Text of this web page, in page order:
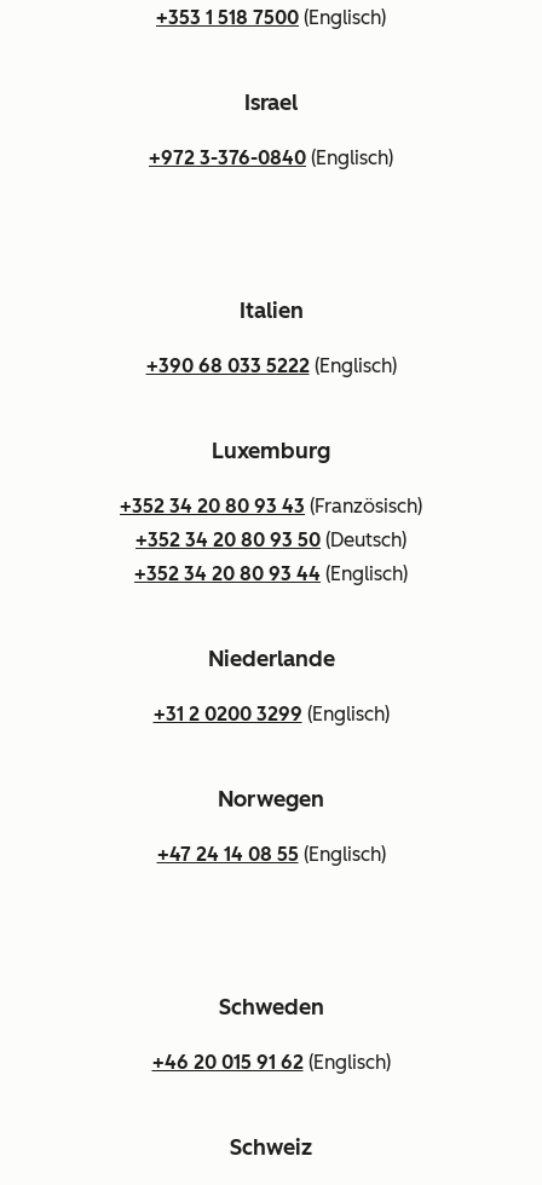
+353 1 518 7500 (Englisch)
Israel
+972 3-376-0840 (Englisch)
Italien
+390 68 033 5222(Englisch)
Luxemburg
+352 34 20 80 93 43 (Französisch)
+352 34 20 80 93 50 (Deutsch)
+352 34 20 80 93 44 (Englisch)
Niederlande
+31 2 0200 3299 (Englisch)
Norwegen
+47 24 14 08 55(Englisch)
Schweden
+46 20 015 91 62(Englisch)
Schweiz